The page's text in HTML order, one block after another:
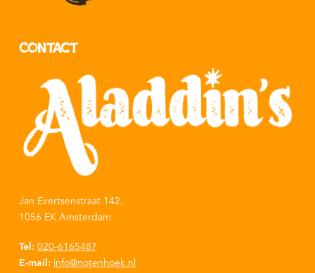
Contact
Jan Evertsenstraat 142,
1056 EK Amsterdam
Tel: 020-6165487
E-mail: info@notenhoek.nl